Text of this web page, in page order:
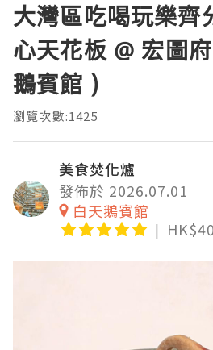
大灣區吃喝玩樂齊
心天花板 @ 宏圖
鵝賓館 )
瀏覽次數:1425
美食焚化爐
發佈於 2026.07.01
白天鵝賓館